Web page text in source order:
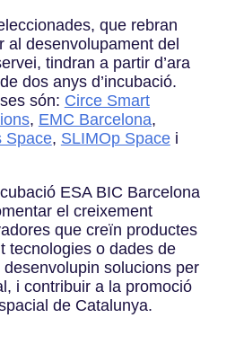
que rebran
al desenvolupament del
tindran a partir d’ara
dos anys d’incubació.
són: Circe Smart
, EMC Barcelona,
Space, SLIMOp Spacei
ESA BIC Barcelona
el creixement
que creïn productes
tecnologies o dades de
desenvolupin solucions per
i contribuir a la promoció
de Catalunya.